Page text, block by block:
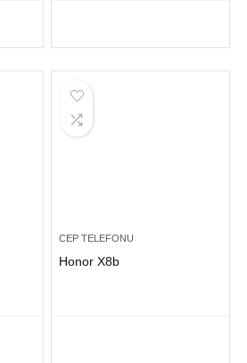
CEP TELEFONU
Honor X8b